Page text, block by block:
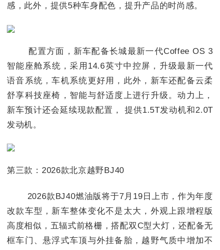
感，此外，提供5种车身配色，提升产品的时尚感。
配置方面，新车配备长城最新一代Coffee OS 3
智能座舱系统，采用14.6英寸中控屏，升级最新一代
语音系统，车机系统更好用，此外，新车还配备云柔
舒享科技座椅，智能与舒适度上进行升级。动力上，
新车预计还会延续现款配置， 提供1.5T发动机和2.0T
发动机。
第三款：2026款北京越野BJ40
2026款BJ40燃油版将于7月19日上市，作为年度
改款车型，新车整体变化不是太大，外观上跟增程版
高度相似，五辐式前格栅，搭配双C型大灯，还配备无
框车门、悬浮式车顶与外挂备胎，越野气质中增加不